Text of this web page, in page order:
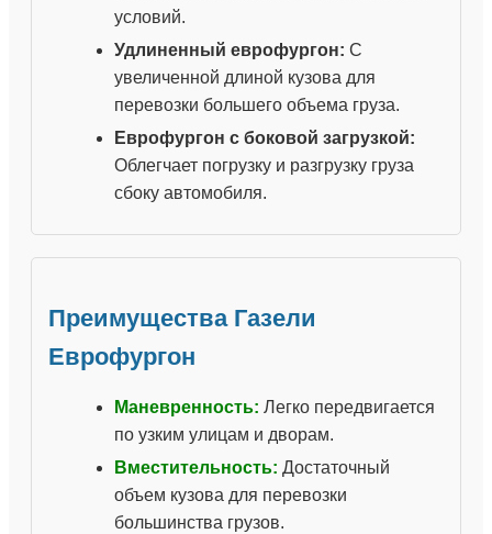
условий.
Удлиненный еврофургон: С
увеличенной длиной кузова для
перевозки большего объема груза.
Еврофургон с боковой загрузкой:
Облегчает погрузку и разгрузку груза
сбоку автомобиля.
Преимущества Газели
Еврофургон
Маневренность: Легко передвигается
по узким улицам и дворам.
Вместительность: Достаточный
объем кузова для перевозки
большинства грузов.